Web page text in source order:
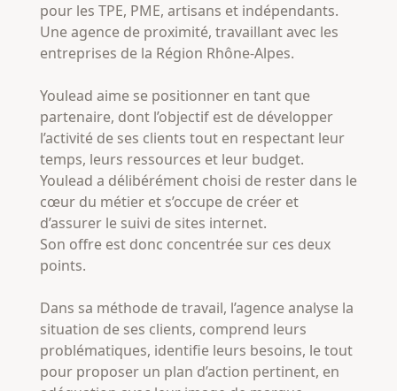
pour les TPE, PME, artisans et indépendants.
Une agence de proximité, travaillant avec les
entreprises de la Région Rhône-Alpes.
Youlead aime se positionner en tant que
partenaire, dont l’objectif est de développer
l’activité de ses clients tout en respectant leur
temps, leurs ressources et leur budget.
Youlead a délibérément choisi de rester dans le
cœur du métier et s’occupe de créer et
d’assurer le suivi de sites internet.
Son offre est donc concentrée sur ces deux
points.
Dans sa méthode de travail, l’agence analyse la
situation de ses clients, comprend leurs
problématiques, identifie leurs besoins, le tout
pour proposer un plan d’action pertinent, en